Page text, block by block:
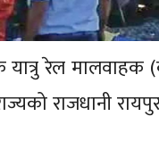
रेल मालवाहक
राजधानी